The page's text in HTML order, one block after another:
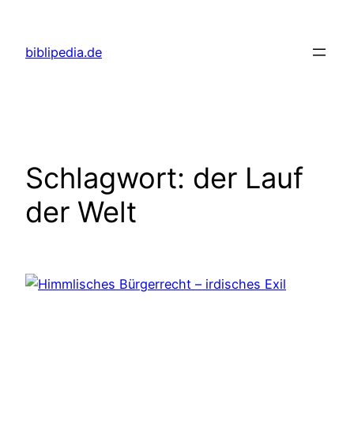
springen
biblipedia.de
Schlagwort: der Lauf
der Welt